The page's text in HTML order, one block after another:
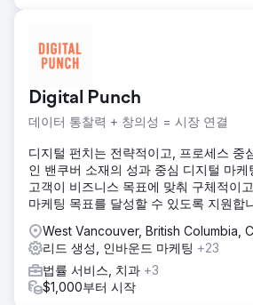
Digital Punch
데이터 통찰력 + 창의성 = 시장 연결
디지털 펀치는 전략적이고, 프로세스 중
인 밴쿠버 소재의 성과 중심 디지털 마케
고객이 비즈니스 목표에 맞춰 구체적이
마케팅 목표를 달성할 수 있도록 지원합
West Vancouver, British Columbia,
리드 생성, 인바운드 마케팅 +23
법률 서비스, 치과 +3
$1,000부터 시작